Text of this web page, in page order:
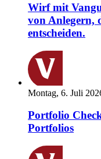
Wirf mit
von Anlegern,
entscheiden.
Montag, 6. Juli
Portfolio
Portfolios